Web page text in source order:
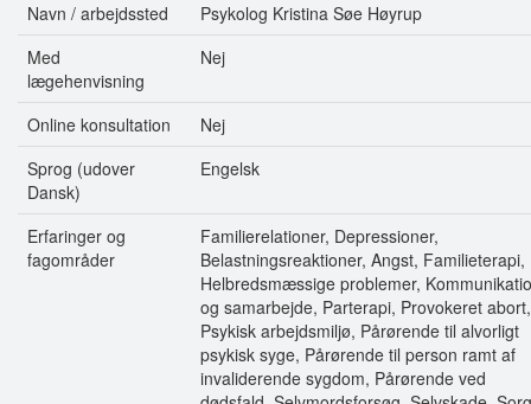
Navn / arbejdssted
Psykolog Kristina Søe Høyrup
Med
lægehenvisning
Nej
Online konsultation
Nej
Sprog (udover
Dansk)
Engelsk
Erfaringer og
fagområder
Familierelationer, Depressioner,
Belastningsreaktioner, Angst, Familieterapi,
Helbredsmæssige problemer,
og samarbejde, Parterapi, Provokeret abort,
Psykisk arbejdsmiljø, Pårørende til alvorligt
psykisk syge, Pårørende til person ramt af
invaliderende sygdom, Pårørende ved